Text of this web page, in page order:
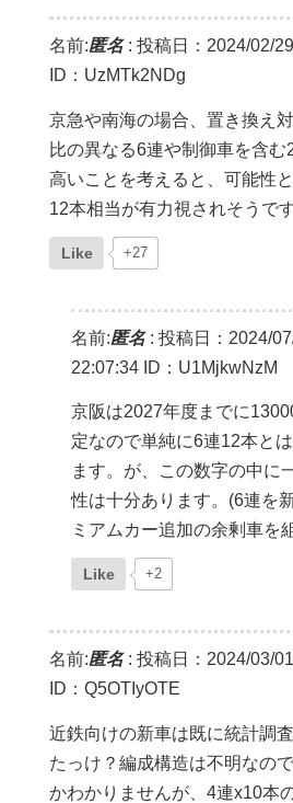
名前:匿名: 投稿日：2024/02/
ID：UzMTk2NDg
京急や南海の場合、置き換え
比の異なる6連や制御車を含
高いことを考えると、可能性
12本相当が有力視されそうです
Like +27
名前:匿名: 投稿日：2024/
22:07:34 ID：U1MjkwNzM
京阪は2027年度までに
定なので単純に6連12本と
ます。が、この数字の中に
性は十分あります。(6連を
ミアムカー追加の余剰車を
Like +2
名前:匿名: 投稿日：2024/03/
ID：Q5OTIyOTE
近鉄向けの新車は既に統計調
たっけ？編成構造は不明なの
かわかりませんが、4連x10本